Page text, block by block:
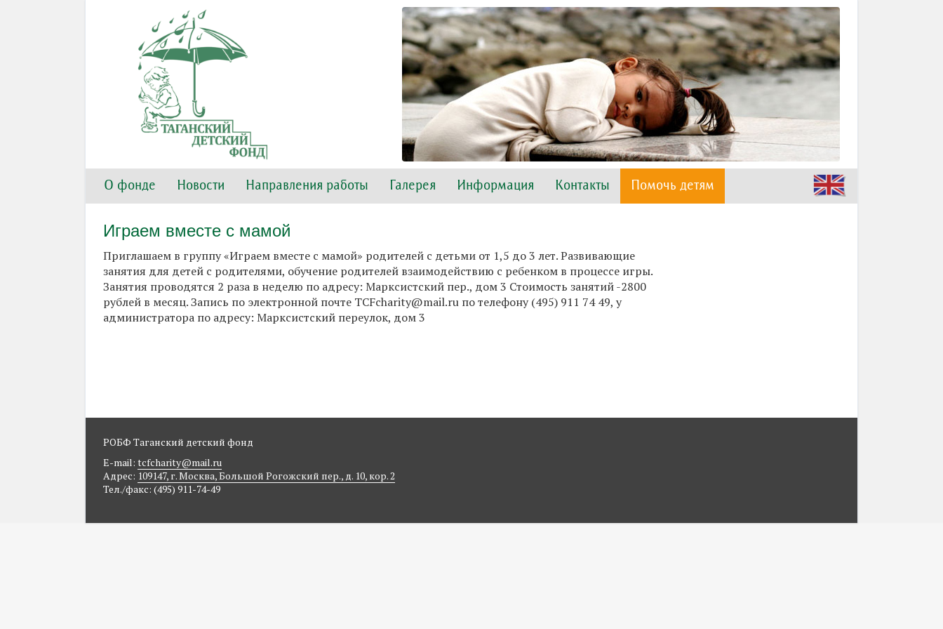
О фонде Новости Направления работы Галерея Информация Контакты Помочь детям
Играем вместе с мамой
Приглашаем в группу «Играем вместе с мамой» родителей с детьми от 1,5 до 3 лет. Развивающие
занятия для детей с родителями, обучение родителей взаимодействию с ребенком в процессе игры.
Занятия проводятся 2 раза в неделю по адресу: Марксистский пер., дом 3 Стоимость занятий -2800
рублей в месяц. Запись по электронной почте TCFcharity@mail.ru по телефону (495) 911 74 49, у
администратора по адресу: Марксистский переулок, дом 3
РОБФ Таганский детский фонд
E-mail: tcfcharity@mail.ru
Адрес: 109147, г. Москва, Большой Рогожский пер., д. 10, кор. 2
Тел./факс: (495) 911-74-49